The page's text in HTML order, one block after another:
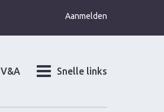
Aanmelden
Snelle links
V&A